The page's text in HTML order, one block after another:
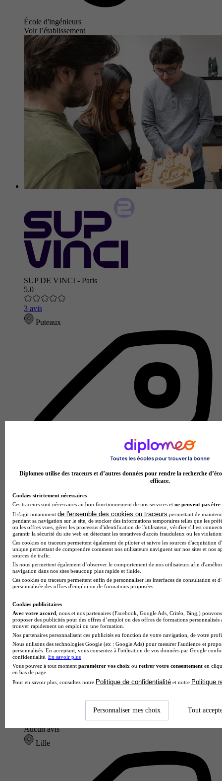
École d'ingénieurs
Voir l’établissement
SUP DE VINCI - Paris
5.0
3 avis
Puteaux
École d'ingénierie informatique
Voir l’établissement
MODART INTERNATIONAL - LILLE
Aucun avis
Lille
Diplomeo utilise des traceurs et d’autres données pour rendre la recherche
efficace.
Cookies strictement nécessaires
Ces traceurs sont nécessaires au bon fonctionnement de nos services et ne peuvent pas être
Il s'agit notamment de l'ensemble des cookies ou traceurs permettant de
pendant sa navigation sur le site, de stocker des informations temporaires telles que les
ou les offres vues, gérer les processus d'identification de l'utilisateur, vérifier s'il est
garantir la sécurité du site web en détectant les tentatives d'accès frauduleux ou les
Ces cookies ou traceurs permettent également de piloter et suivre les sources d'acquisition
unique permettant de comprendre comment nos utilisateurs naviguent sur nos sites et nos
sources de trafic.
Ils nous permettent également d’observer le comportement de nos utilisateurs afin
navigation dans nos sites beaucoup plus rapide et fluide.
Ces cookies ou traceurs permettent enfin de personnaliser les interfaces de consultation et
personnalisée des offres d'emploi ou de formations proposées.
Cookies publicitaires
Avec votre accord , nous et nos partenaires (Facebook, Google Ads, Critéo, Bing,)
proposer des publicités pour des offres d’emploi ou des offres de formations
trouver rapidement un emploi ou une formation.
Nos partenaires personnalisent ces publicités en fonction de votre navigation, de votre
Nous utilisons des technologies Google (ex : Google Ads) pour mesurer l'audience et
personnalisés. En acceptant, vous consentez à l'utilisation de vos données par Google
confidentialité. En savoir plus
Vous pouvez à tout moment paramétrer vos choix ou retirer votre consentement en
en bas de page.
Pour en savoir plus, consultez notre Politique de confidentialité et notre Politique
Personnaliser mes choix Tout